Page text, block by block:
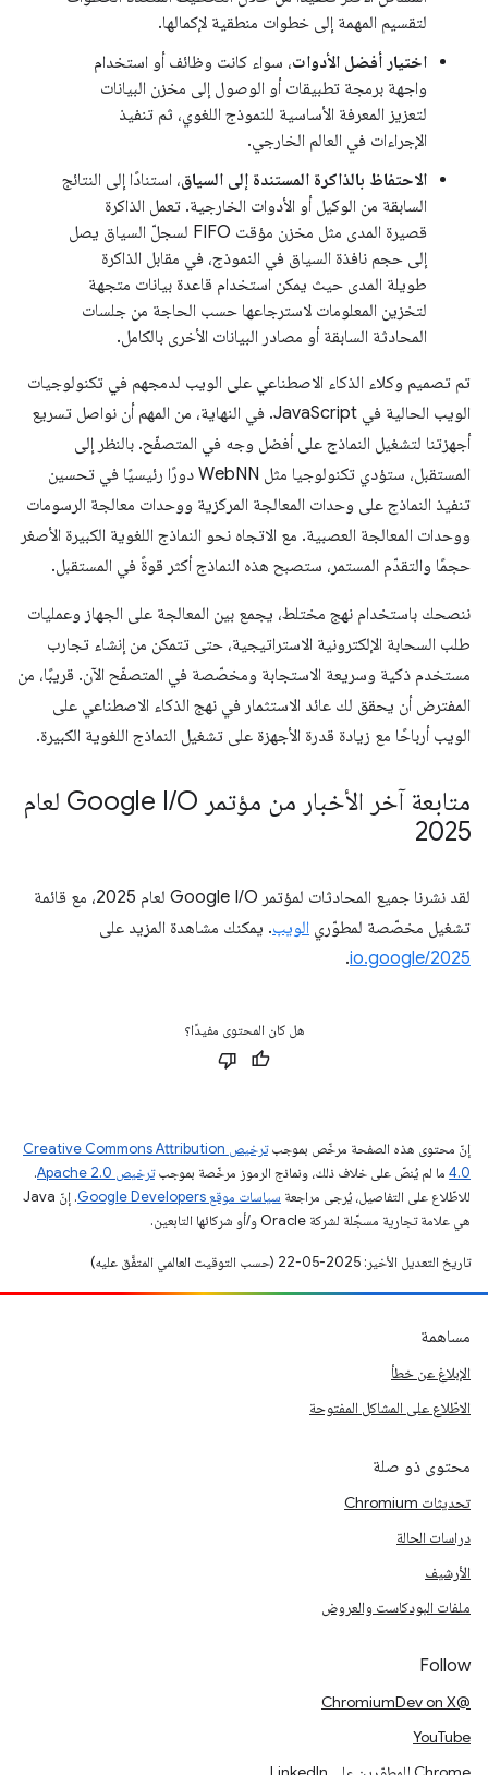
لتقسيم المهمة إلى خطوات منطقية لإكمالها.
اختيار أفضل الأدوات، سواء كانت وظائف أو استخدام
واجهة برمجة تطبيقات أو الوصول إلى مخزن البيانات
لتعزيز المعرفة الأساسية للنموذج اللغوي، ثم تنفيذ
الإجراءات في العالم الخارجي.
الاحتفاظ بالذاكرة المستندة إلى السياق، استنادًا إلى النتائج
السابقة من الوكيل أو الأدوات الخارجية. تعمل الذاكرة
قصيرة المدى مثل مخزن مؤقت FIFO لسجلّ السياق يصل
إلى حجم نافذة السياق في النموذج، في مقابل الذاكرة
طويلة المدى حيث يمكن استخدام قاعدة بيانات متجهة
لتخزين المعلومات لاسترجاعها حسب الحاجة من جلسات
المحادثة السابقة أو مصادر البيانات الأخرى بالكامل.
تم تصميم وكلاء الذكاء الاصطناعي على الويب لدمجهم في تكنولوجيات
الويب الحالية في JavaScript. في النهاية، من المهم أن نواصل تسريع
أجهزتنا لتشغيل النماذج على أفضل وجه في المتصفّح. بالنظر إلى
المستقبل، ستؤدي تكنولوجيا مثل WebNN دورًا رئيسيًا في تحسين
تنفيذ النماذج على وحدات المعالجة المركزية ووحدات معالجة الرسومات
ووحدات المعالجة العصبية. مع الاتجاه نحو النماذج اللغوية الكبيرة الأصغر
حجمًا والتقدّم المستمر، ستصبح هذه النماذج أكثر قوةً في المستقبل.
ننصحك باستخدام نهج مختلط، يجمع بين المعالجة على الجهاز وعمليات
طلب السحابة الإلكترونية الاستراتيجية، حتى تتمكن من إنشاء تجارب
مستخدم ذكية وسريعة الاستجابة ومخصّصة في المتصفّح الآن. قريبًا، من
المفترض أن يحقق لك عائد الاستثمار في نهج الذكاء الاصطناعي على
الويب أرباحًا مع زيادة قدرة الأجهزة على تشغيل النماذج اللغوية الكبيرة.
متابعة آخر الأخبار من مؤتمر Google I /
O لعام
2025
لقد نشرنا جميع المحادثات لمؤتمر Google I/O لعام 2025، مع قائمة
تشغيل مخصّصة لمطوّري الويب. يمكنك مشاهدة المزيد على
io.google/2025
.
هل كان المحتوى مفيدًا؟
إنّ محتوى هذه الصفحة مرخّص بموجب
ترخيص Creative Commons Attribution
4.0‏ ما لم يُنصّ على خلاف ذلك، ونماذج الرموز مرخّصة بموجبترخيص Apache 2.0‏
.
للاطّلاع على التفاصيل، يُرجى مراجعة سياسات موقع Google Developers‏
. إنّ Java
هي علامة تجارية مسجَّلة لشركة Oracle و/أو شركائها التابعين.
تاريخ التعديل الأخير: 2025-05-22 (حسب التوقيت العالمي المتفَّق عليه)
مساهمة
الإبلاغ عن خطأ
الاطّلاع على المشاكل المفتوحة
محتوى ذو صلة
تحديثات Chromium
دراسات الحالة
الأرشيف
ملفات البودكاست والعروض
Follow
@ChromiumDev on X
YouTube